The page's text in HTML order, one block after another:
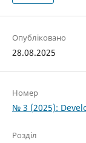
Опубліковано
28.08.2025
Номер
№ 3 (2025):
Розділ